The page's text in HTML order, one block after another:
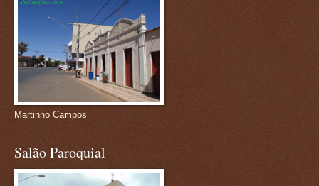
Martinho Campos
Salão Paroquial